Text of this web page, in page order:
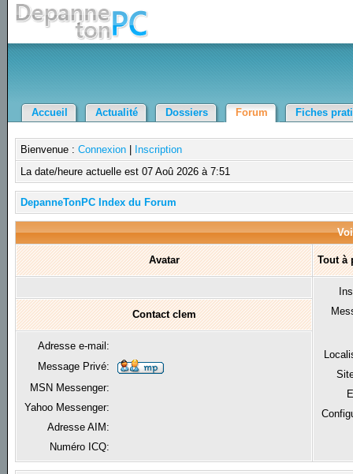
Accueil Actualité Dossiers Forum Fiches
Bienvenue :Connexion
Inscription
La date/heure actuelle est 07 Aoû 2026 à 7:51
DepanneTonPC Index du Forum
Avatar Tout à
Contact clem
Adresse e-mail:
Message Privé:
MSN Messenger:
Yahoo Messenger:
Adresse AIM:
Numéro ICQ: